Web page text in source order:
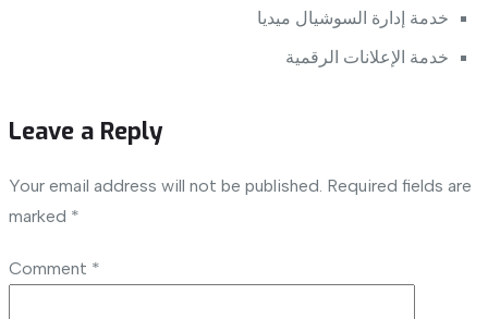
خدمة إدارة السوشيال ميديا
خدمة الإعلانات الرقمية
Leave a Reply
Your email address will not be published. Required fields are
marked *
Comment *